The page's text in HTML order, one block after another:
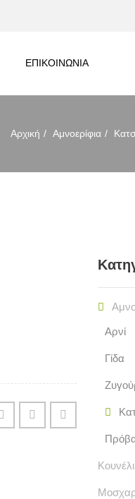
ΕΠΙΚΟΙΝΩΝΙΑ
Αρχική Αμνοερίφια
Αρνί
Γίδα
Κουνέλι